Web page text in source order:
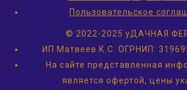
Пользовательское
© 2022-2025 уДАЧНАЯ
ИП Матвеев К.С. ОГРНИП:
На сайте представленная
является офертой, цены